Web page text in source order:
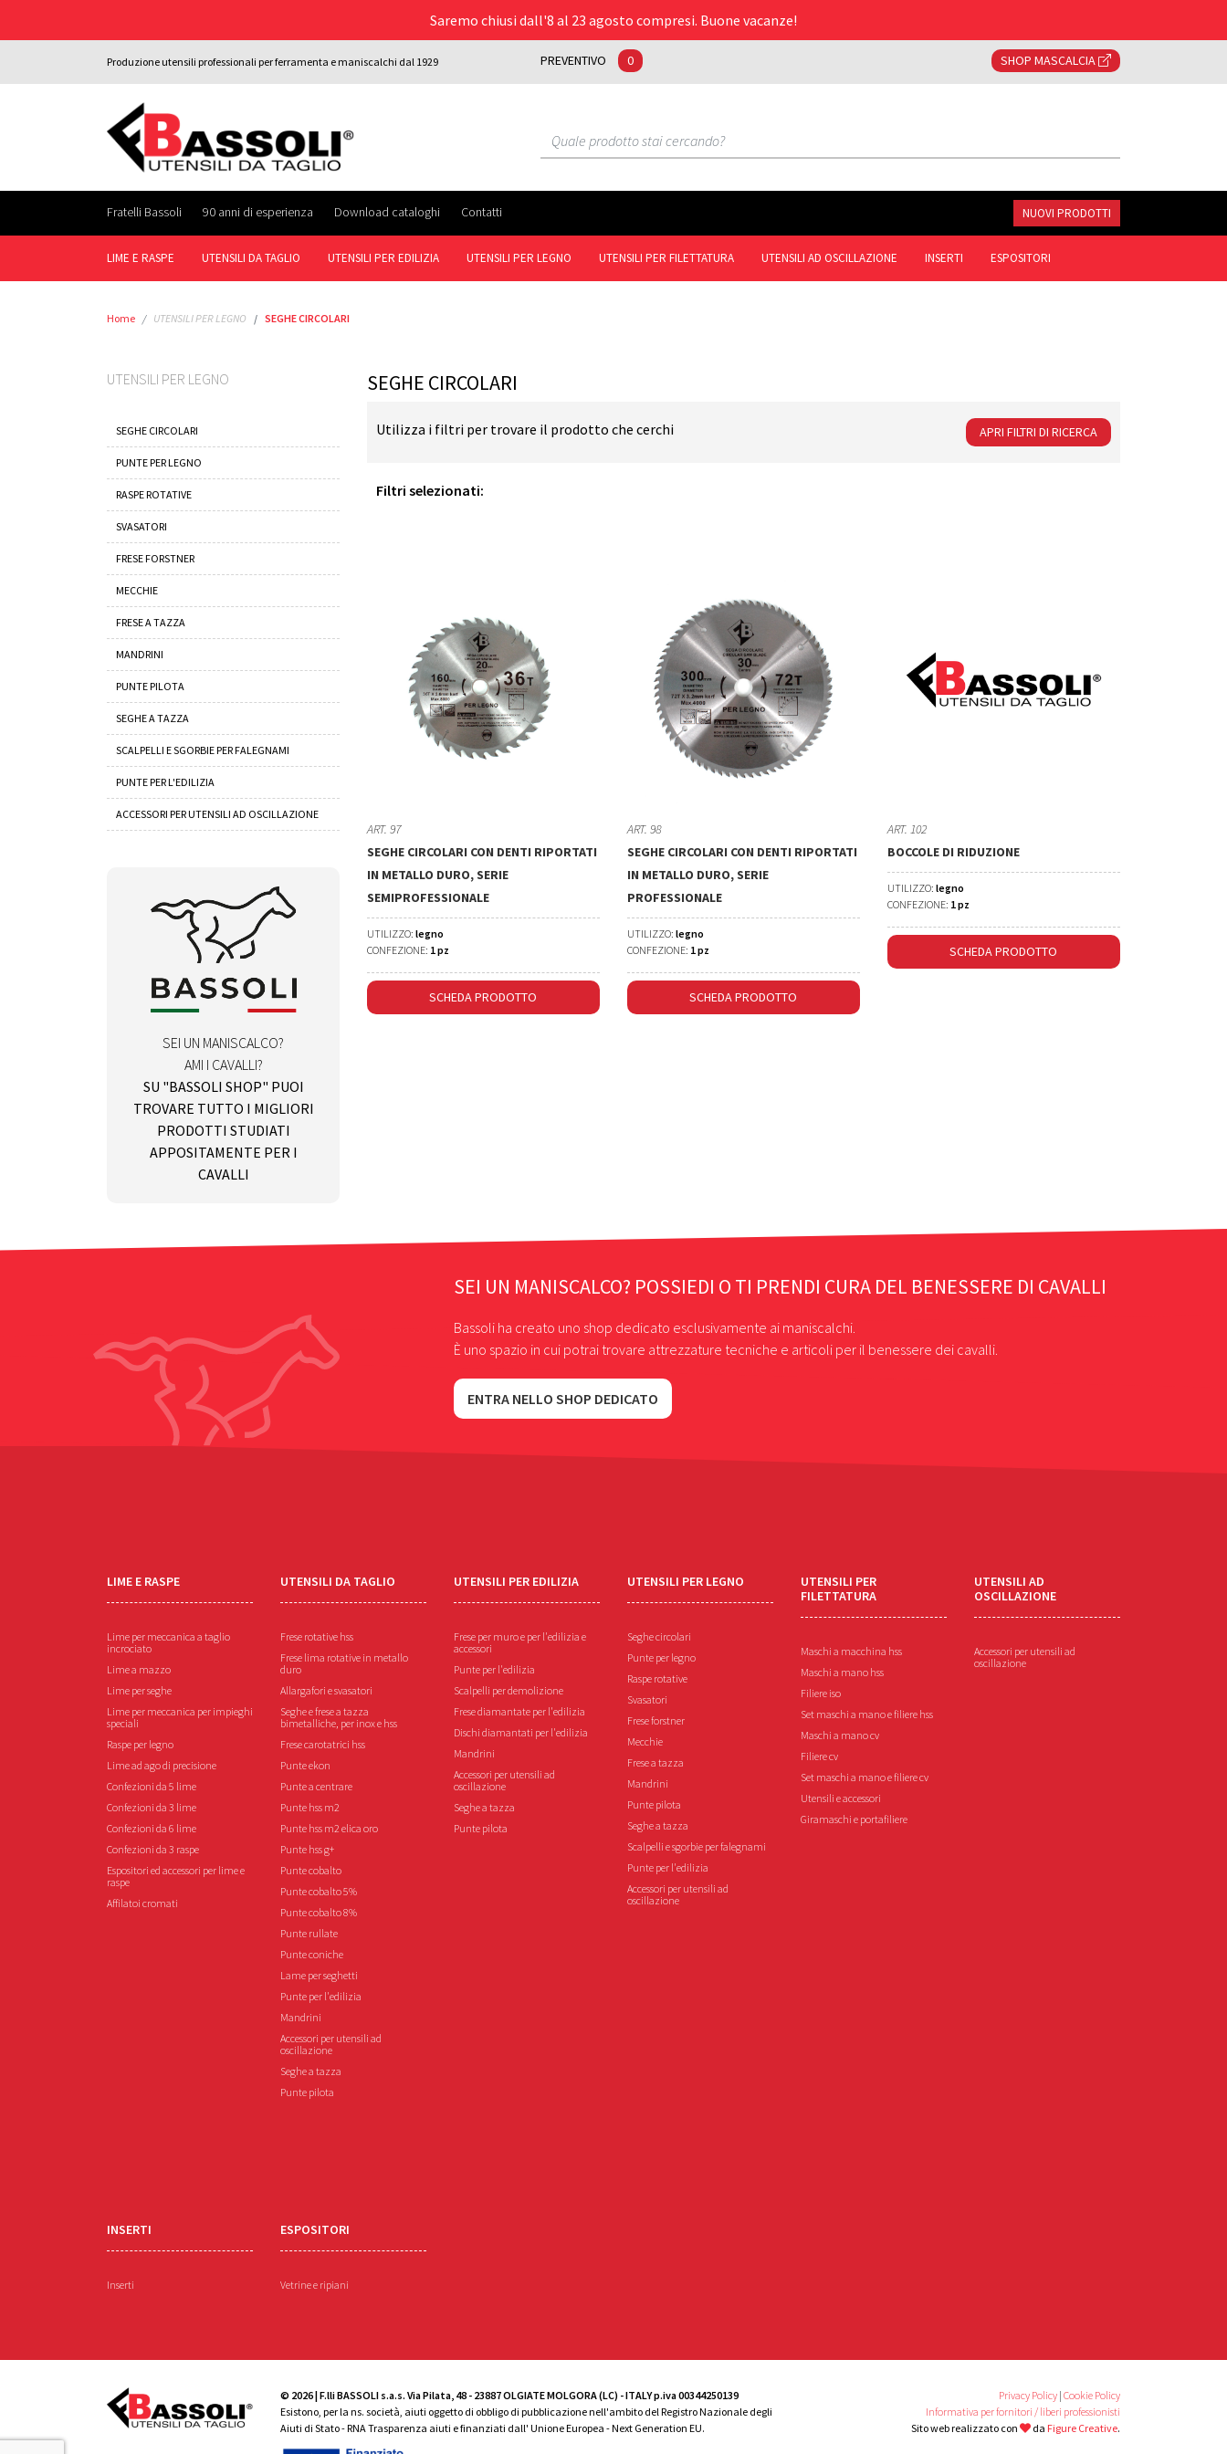
Saremo chiusi dall'8 al 23 agosto compresi. Buone vacanze!
Produzione utensili professionali per ferramenta e maniscalchi dal 1929 PREVENTIVO 0 SHOP MASCALCIA
Fratelli Bassoli 90 anni di esperienza Download cataloghi Contatti NUOVI PRODOTTI
LIME E RASPE UTENSILI DA TAGLIO UTENSILI PER EDILIZIA UTENSILI PER LEGNO UTENSILI PER FILETTATURA UTENSILI AD OSCILLAZIONE INSERTI ESPOSITORI
Home UTENSILI PER LEGNO SEGHE CIRCOLARI
SEGHE CIRCOLARI
Utilizza i filtri per trovare il prodotto che cerchi APRI FILTRI DI RICERCA
Filtri selezionati:
ART. 97
SEGHE CIRCOLARI CON DENTI RIPORTATI
IN METALLO DURO, SERIE
SEMIPROFESSIONALE
UTILIZZO: legno
CONFEZIONE: 1 pz
SCHEDA PRODOTTO
ART. 98
SEGHE CIRCOLARI CON DENTI RIPORTATI
IN METALLO DURO, SERIE
PROFESSIONALE
UTILIZZO: legno
CONFEZIONE: 1 pz
SCHEDA PRODOTTO
ART. 102
BOCCOLE DI RIDUZIONE
UTILIZZO: legno
CONFEZIONE: 1 pz
SCHEDA PRODOTTO
UTENSILI PER LEGNO
SEGHE CIRCOLARI
PUNTE PER LEGNO
RASPE ROTATIVE
SVASATORI
FRESE FORSTNER
MECCHIE
FRESE A TAZZA
MANDRINI
PUNTE PILOTA
SEGHE A TAZZA
SCALPELLI E SGORBIE PER FALEGNAMI
PUNTE PER L'EDILIZIA
ACCESSORI PER UTENSILI AD OSCILLAZIONE
SEI UN MANISCALCO?
AMI I CAVALLI?
SU "BASSOLI SHOP" PUOI
TROVARE TUTTO I MIGLIORI
PRODOTTI STUDIATI
APPOSITAMENTE PER I
CAVALLI
SEI UN MANISCALCO? POSSIEDI O TI PRENDI CURA DEL BENESSERE DI CAVALLI
Bassoli ha creato uno shop dedicato esclusivamente ai maniscalchi.
È uno spazio in cui potrai trovare attrezzature tecniche e articoli per il benessere dei cavalli.
ENTRA NELLO SHOP DEDICATO
LIME E RASPE
Lime per meccanica a taglio
incrociato
Lime a mazzo
Lime per seghe
Lime per meccanica per impieghi
speciali
Raspe per legno
Lime ad ago di precisione
Confezioni da 5 lime
Confezioni da 3 lime
Confezioni da 6 lime
Confezioni da 3 raspe
Espositori ed accessori per lime e
raspe
Affilatoi cromati
UTENSILI DA TAGLIO
Frese rotative hss
Frese lima rotative in metallo
duro
Allargafori e svasatori
Seghe e frese a tazza
bimetalliche, per inox e hss
Frese carotatrici hss
Punte ekon
Punte a centrare
Punte hss m2
Punte hss m2 elica oro
Punte hss g+
Punte cobalto
Punte cobalto 5%
Punte cobalto 8%
Punte rullate
Punte coniche
Lame per seghetti
Punte per l'edilizia
Mandrini
Accessori per utensili ad
oscillazione
Seghe a tazza
Punte pilota
UTENSILI PER EDILIZIA
Frese per muro e per l'edilizia e
accessori
Punte per l'edilizia
Scalpelli per demolizione
Frese diamantate per l'edilizia
Dischi diamantati per l'edilizia
Mandrini
Accessori per utensili ad
oscillazione
Seghe a tazza
Punte pilota
UTENSILI PER LEGNO
Seghe circolari
Punte per legno
Raspe rotative
Svasatori
Frese forstner
Mecchie
Frese a tazza
Mandrini
Punte pilota
Seghe a tazza
Scalpelli e sgorbie per falegnami
Punte per l'edilizia
Accessori per utensili ad
oscillazione
UTENSILI PER
FILETTATURA
Maschi a macchina hss
Maschi a mano hss
Filiere iso
Set maschi a mano e filiere hss
Maschi a mano cv
Filiere cv
Set maschi a mano e filiere cv
Utensili e accessori
Giramaschi e portafiliere
UTENSILI AD
OSCILLAZIONE
Accessori per utensili ad
oscillazione
INSERTI
Inserti
ESPOSITORI
Vetrine e ripiani
© 2026 | F.lli BASSOLI s.a.s. Via Pilata, 48 - 23887 OLGIATE MOLGORA (LC) - ITALY p.iva 00344250139
Esistono, per la ns. società, aiuti oggetto di obbligo di pubblicazione nell'ambito del Registro Nazionale degli
Aiuti di Stato - RNA Trasparenza aiuti e finanziati dall' Unione Europea - Next Generation EU.
Privacy Policy | Cookie Policy
Informativa per fornitori / liberi professionisti
Sito web realizzato con
da Figure Creative.